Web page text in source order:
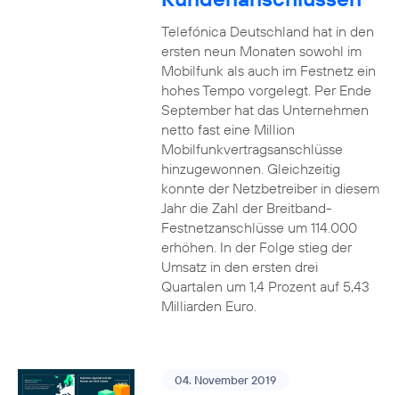
Telefónica Deutschland hat in den
ersten neun Monaten sowohl im
Mobilfunk als auch im Festnetz ein
hohes Tempo vorgelegt. Per Ende
September hat das Unternehmen
netto fast eine Million
Mobilfunkvertragsanschlüsse
hinzugewonnen. Gleichzeitig
konnte der Netzbetreiber in diesem
Jahr die Zahl der Breitband-
Festnetzanschlüsse um 114.000
erhöhen. In der Folge stieg der
Umsatz in den ersten drei
Quartalen um 1,4 Prozent auf 5,43
Milliarden Euro.
04. November 2019